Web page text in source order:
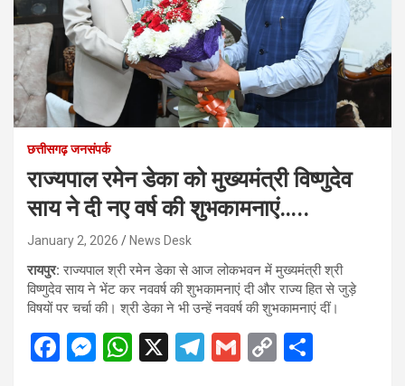
छत्तीसगढ़ जनसंपर्क
राज्यपाल रमेन डेका को मुख्यमंत्री विष्णुदेव
साय ने दी नए वर्ष की शुभकामनाएं…..
January 2, 2026 News Desk
रायपुर: राज्यपाल श्री रमेन डेका से आज लोकभवन में मुख्यमंत्री श्री
विष्णुदेव साय ने भेंट कर नववर्ष की शुभकामनाएं दी और राज्य हित से जुड़े
विषयों पर चर्चा की। श्री डेका ने भी उन्हें नववर्ष की शुभकामनाएं दीं।
F
M W X
T
G
C